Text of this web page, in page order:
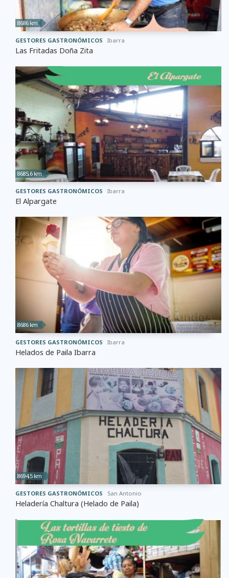
8686 km
GESTORES GASTRONÓMICOS Ibarra
Las Fritadas Doña Zita
8685,6 km
GESTORES GASTRONÓMICOS Ibarra
El Alpargate
8686 km
GESTORES GASTRONÓMICOS Ibarra
Helados de Paila Ibarra
8694,5 km
GESTORES GASTRONÓMICOS San Antonio
Heladería Chaltura (Helado de Paila)